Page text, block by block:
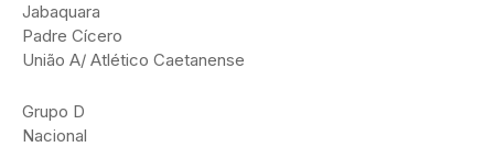
Jabaquara
Padre Cícero
União A/ Atlético Caetanense
Grupo D
Nacional